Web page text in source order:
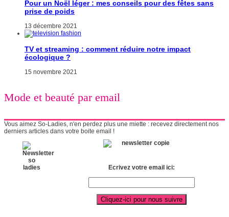
Pour un Noël léger : mes conseils pour des fêtes sans
prise de poids
13 décembre 2021
TV et streaming : comment réduire notre impact
écologique ?
15 novembre 2021
Mode et beauté par email
Vous aimez So-Ladies, n'en perdez plus une miette : recevez directement nos
derniers articles dans votre boite email !
Ecrivez votre email ici: